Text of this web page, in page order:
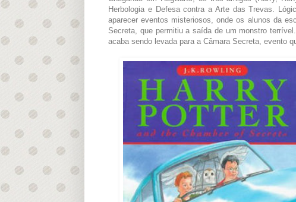
Herbologia e Defesa contra a Arte das Trevas.
aparecer eventos misteriosos, onde os alunos da
Secreta, que permitiu a saída de um monstro
acaba sendo levada para a Câmara Secreta, evento